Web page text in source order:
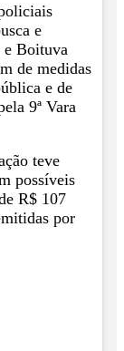
e
e Boituva
de medidas
e de
9ª Vara
teve
possíveis
R$ 107
por